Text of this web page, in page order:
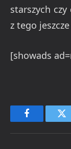
starszych
z tego
[showads
Facebook